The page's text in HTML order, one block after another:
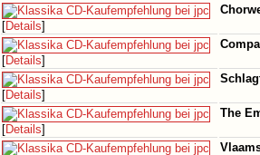
[Details]
[Details]
[Details]
[Details]
The